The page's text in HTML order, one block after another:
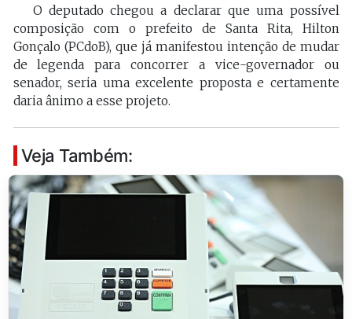
O deputado chegou a declarar que uma possível
composição com o prefeito de Santa Rita, Hilton
Gonçalo (PCdoB), que já manifestou intenção de mudar
de legenda para concorrer a vice-governador ou
senador, seria uma excelente proposta e certamente
daria ânimo a esse projeto.
Veja Também: